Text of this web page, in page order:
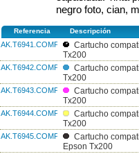
negro foto, cian,
Referencia Descripción
AK.T6941.COMP
Cartucho
Tx200
AK.T6942.COMP
Cartucho
Tx200
AK.T6943.COMP
Cartucho
Tx200
AK.T6944.COMP
Cartucho
Tx200
AK.T6945.COMP
Cartucho
Epson Tx200